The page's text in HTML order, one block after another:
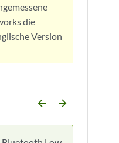
die
Version
arrow_backward arrow_forward